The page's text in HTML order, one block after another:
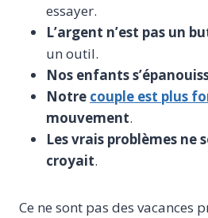
essayer.
L’argent n’est pas un
un outil.
Nos enfants
Notre couple est plus
mouvement.
Les vrais problèmes ne
croyait.
Ce ne sont pas des vacances